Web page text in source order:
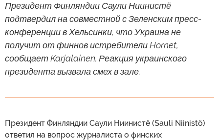
Президент Финляндии Саули Ниинистё
подтвердил на совместной с Зеленским пресс-
конференции в Хельсинки, что Украина не
получит от финнов истребители Hornet,
сообщает Karjalainen. Реакция украинского
президента вызвала смех в зале.
Президент Финляндии Саули Ниинистё (Sauli Niinistö)
ответил на вопрос журналиста о финских